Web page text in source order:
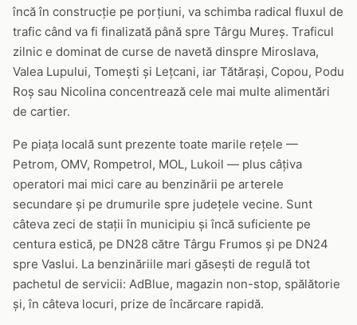
încă în construcție pe porțiuni, va schimba radical fluxul de
trafic când va fi finalizată până spre Târgu Mureș. Traficul
zilnic e dominat de curse de navetă dinspre Miroslava,
Valea Lupului, Tomești și Lețcani, iar Tătărași, Copou, Podu
Roș sau Nicolina concentrează cele mai multe alimentări
de cartier.
Pe piața locală sunt prezente toate marile rețele —
Petrom, OMV, Rompetrol, MOL, Lukoil — plus câțiva
operatori mai mici care au benzinării pe arterele
secundare și pe drumurile spre județele vecine. Sunt
câteva zeci de stații în municipiu și încă suficiente pe
centura estică, pe DN28 către Târgu Frumos și pe DN24
spre Vaslui. La benzinăriile mari găsești de regulă tot
pachetul de servicii: AdBlue, magazin non-stop, spălătorie
și, în câteva locuri, prize de încărcare rapidă.